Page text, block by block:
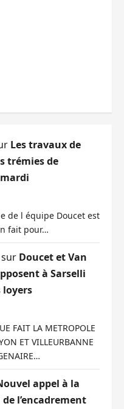
Les travaux de
trémies de
de l équipe Doucet est
fait pour…
sur Doucet et Van
à Sarselli
loyers
FAIT LA METROPOLE
ET VILLEURBANNE
appel à la
l’encadrement